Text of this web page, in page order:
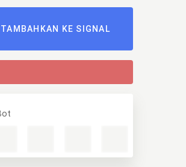
TAMBAHKAN KE SIGNAL